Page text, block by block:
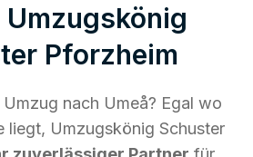
Umzugskönig
Pforzheim
Umzug nach Umeå? Egal wo
liegt, Umzugskönig Schuster